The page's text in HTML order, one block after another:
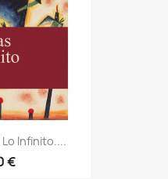
Infinito....
€